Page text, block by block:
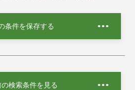
条件を保存する
の検索条件を見る